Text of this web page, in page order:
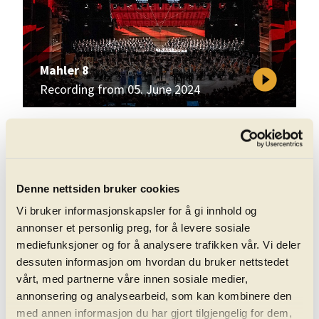
Denne nettsiden bruker cookies
Vi bruker informasjonskapsler for å gi innhold og
annonser et personlig preg, for å levere sosiale
mediefunksjoner og for å analysere trafikken vår. Vi deler
dessuten informasjon om hvordan du bruker nettstedet
vårt, med partnerne våre innen sosiale medier,
annonsering og analysearbeid, som kan kombinere den
med annen informasjon du har gjort tilgjengelig for dem,
Mahler 8
Recording from 05. June 2024
play_circle_filled
Brahms: Ein deutsches Requiem
Recording from 22. March 2024
play_circle_filled